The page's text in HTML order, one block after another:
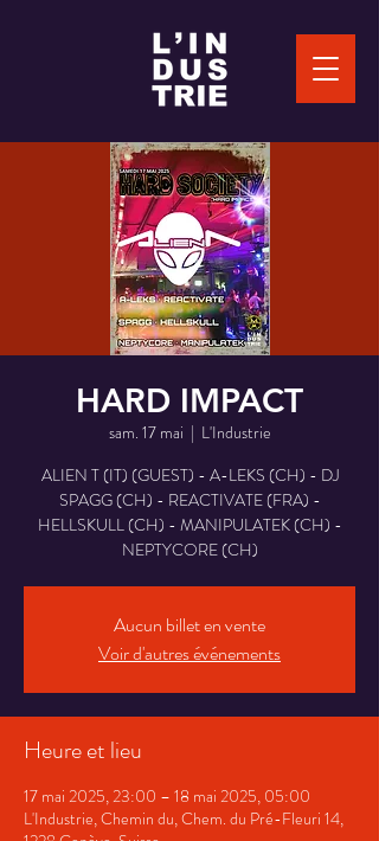
HARD IMPACT
sam. 17 mai
  |
L'Industrie
ALIEN T (IT) (GUEST) - A-LEKS (CH) - DJ
SPAGG (CH) - REACTIVATE (FRA) -
HELLSKULL (CH) - MANIPULATEK (CH) -
NEPTYCORE (CH)
Aucun billet en vente
Voir d'autres événements
Heure et lieu
17 mai 2025, 23:00 – 18 mai 2025, 05:00
L'Industrie, Chemin du, Chem. du Pré-Fleuri 14,